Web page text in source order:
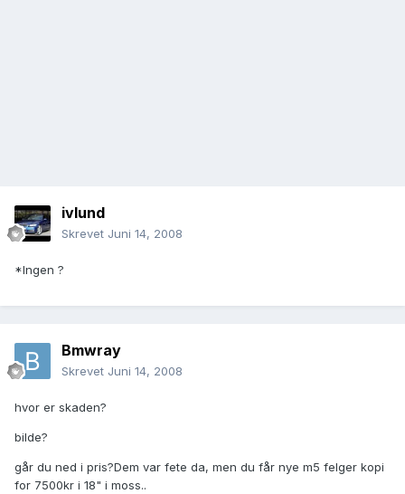
ivlund
Skrevet Juni 14, 2008
*Ingen ?
Bmwray
Skrevet Juni 14, 2008
hvor er skaden?
bilde?
går du ned i pris?Dem var fete da, men du får nye m5 felger kopi
for 7500kr i 18" i moss..